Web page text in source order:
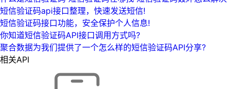
短信验证码api接口整理，快速发送短信!
短信验证码接口功能，安全保护个人信息!
你知道短信验证码API接口调用方式吗?
聚合数据为我们提供了一个怎么样的短信验证码API分享?
相关API